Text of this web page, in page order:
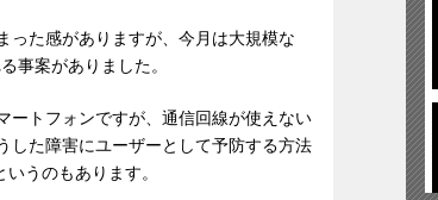
った感がありますが、今月は大規模な
事案がありました。
ートフォンですが、通信回線が使えない
した障害にユーザーとして予防する方法
うのもあります。